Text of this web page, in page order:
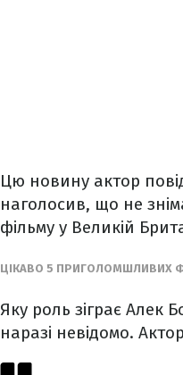
Цю новину актор
наголосив, що не
фільму у Великій
ЦІКАВО 5 ПРИГОЛОМШЛИВИХ
Яку роль зіграє Алек
наразі невідомо.